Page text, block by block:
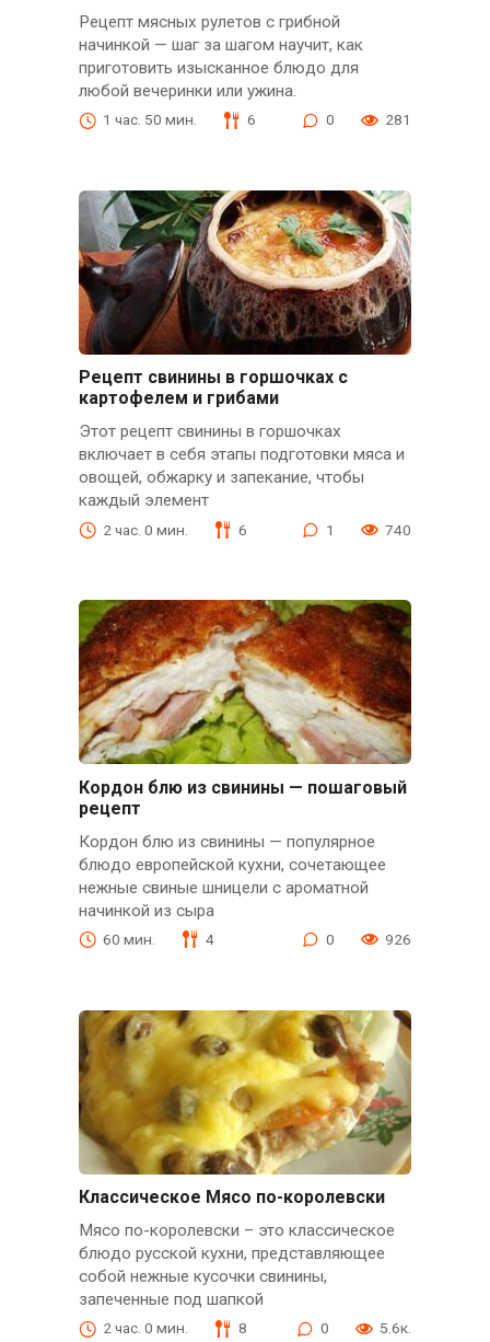
Рецепт мясных рулетов с грибной
начинкой — шаг за шагом научит, как
приготовить изысканное блюдо для
любой вечеринки или ужина.
1 час. 50 мин. 6 0 281
Рецепт свинины в горшочках с
картофелем и грибами
Этот рецепт свинины в горшочках
включает в себя этапы подготовки мяса и
овощей, обжарку и запекание, чтобы
каждый элемент
2 час. 0 мин. 6 1 740
Кордон блю из свинины — пошаговый
рецепт
Кордон блю из свинины — популярное
блюдо европейской кухни, сочетающее
нежные свиные шницели с ароматной
начинкой из сыра
60 мин. 4 0 926
Классическое Мясо по-королевски
Мясо по-королевски – это классическое
блюдо русской кухни, представляющее
собой нежные кусочки свинины,
запеченные под шапкой
2 час. 0 мин. 8 0 5.6к.